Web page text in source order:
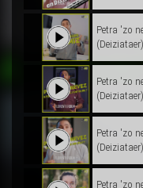
Petra 'zo
(Deiziataer)
Petra 'zo
(Deiziataer)
Petra 'zo
(Deiziataer)
Petra 'zo